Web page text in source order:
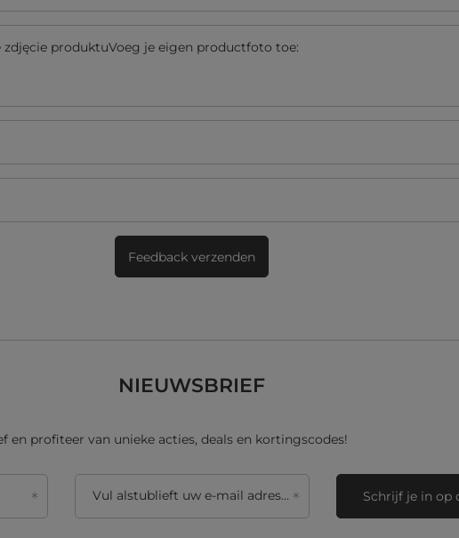
zdjęcie produktuVoeg je eigen productfoto toe:
Feedback verzenden
NIEUWSBRIEF
en profiteer van unieke acties, deals en kortingscodes!
Vul alstublieft uw e-mail adres in Schrijf je in op